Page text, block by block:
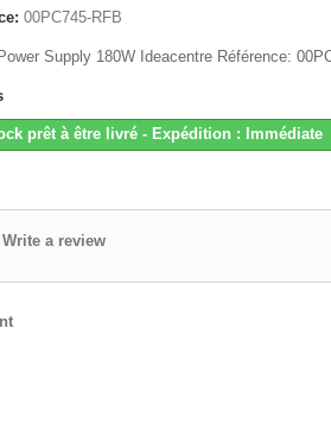
00PC745-RFB
Supply 180W Ideacentre Référence:
prêt à être livré - Expédition : Immédiate
Write a review